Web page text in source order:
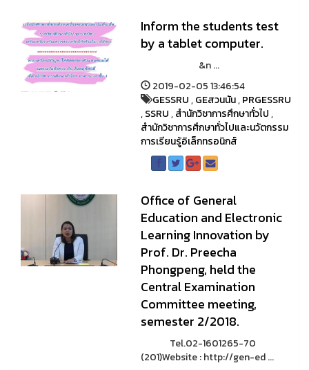
Inform the students test
by a tablet computer.
&n ...
2019-02-05 13:46:54
GESSRU,GEสวนนัน,PRGESSRU
,SSRU,สำนักวิชาการศึกษาทั่วไป,
สำนักวิชาการศึกษาทั่วไปและนวัตกรรม
การเรียนรู้อิเล็กทรอนิกส์
Office of General
Education and Electronic
Learning Innovation by
Prof. Dr. Preecha
Phongpeng, held the
Central Examination
Committee meeting,
semester 2/2018.
Tel.02-1601265-70
(201)Website : http://gen-ed ...